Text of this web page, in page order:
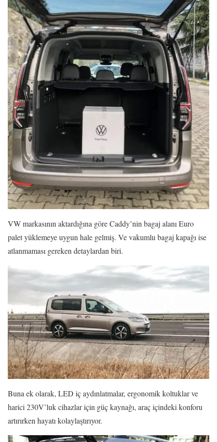
VW markasının aktardığına göre Caddy’nin bagaj alanı Euro
palet yüklemeye uygun hale gelmiş. Ve vakumlu bagaj kapağı ise
atlanmaması gereken detaylardan biri.
Buna ek olarak, LED iç aydınlatmalar, ergonomik koltuklar ve
harici 230V’luk cihazlar için güç kaynağı, araç içindeki konforu
artırırken hayatı kolaylaştırıyor.